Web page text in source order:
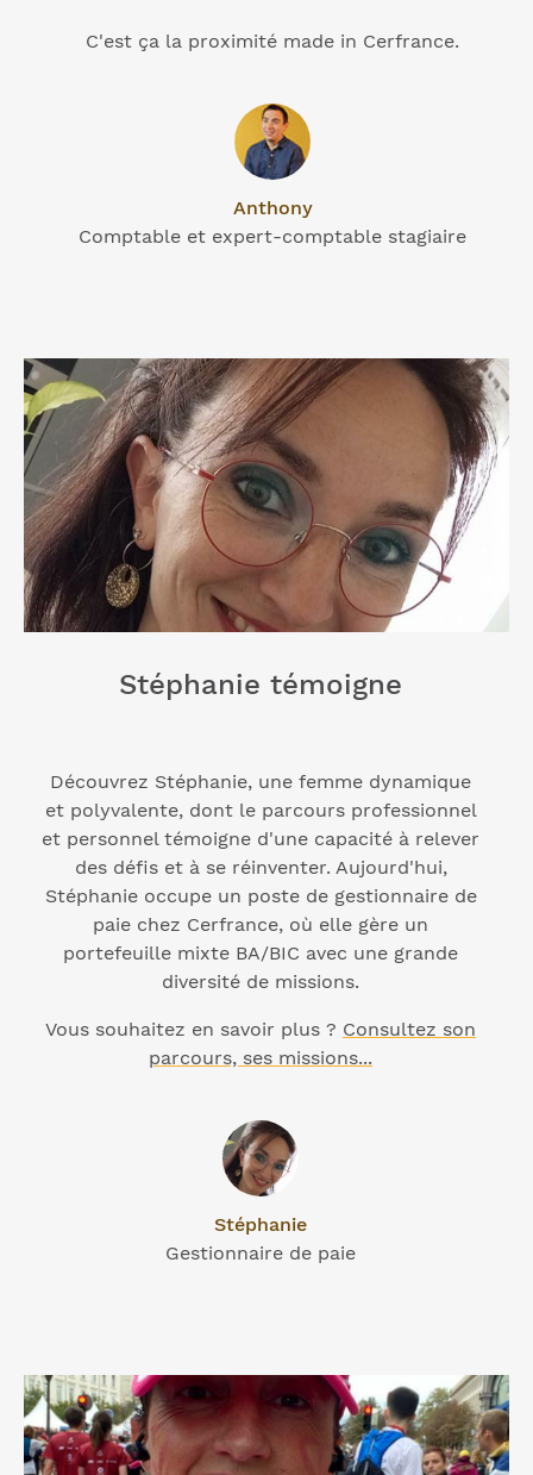
C'est ça la proximité made in Cerfrance.
Anthony
Comptable et expert-comptable stagiaire
Stéphanie témoigne
Découvrez Stéphanie, une femme dynamique
et polyvalente, dont le parcours professionnel
et personnel témoigne d'une capacité à relever
des défis et à se réinventer. Aujourd'hui,
Stéphanie occupe un poste de gestionnaire de
paie chez Cerfrance, où elle gère un
portefeuille mixte BA/BIC avec une grande
diversité de missions.
Vous souhaitez en savoir plus ? Consultez son
parcours, ses missions...
Stéphanie
Gestionnaire de paie